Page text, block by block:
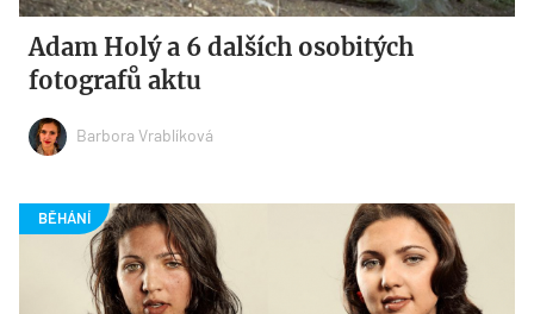
Adam Holý a 6 dalších osobitých
fotografů aktu
Barbora Vrablíková